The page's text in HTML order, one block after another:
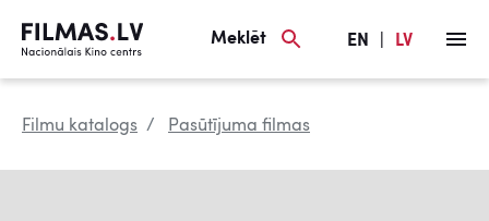
Meklēt EN LV
Filmu katalogs Pasūtījuma filmas